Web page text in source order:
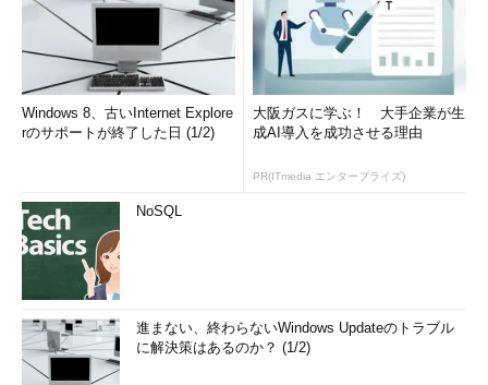
Windows 8、古いInternet Explore
rのサポートが終了した日 (1/2)
大阪ガスに学ぶ！ 大手企業が生
成AI導入を成功させる理由
PR(ITmedia エンタープライズ)
NoSQL
進まない、終わらないWindows Updateのトラブル
に解決策はあるのか？ (1/2)